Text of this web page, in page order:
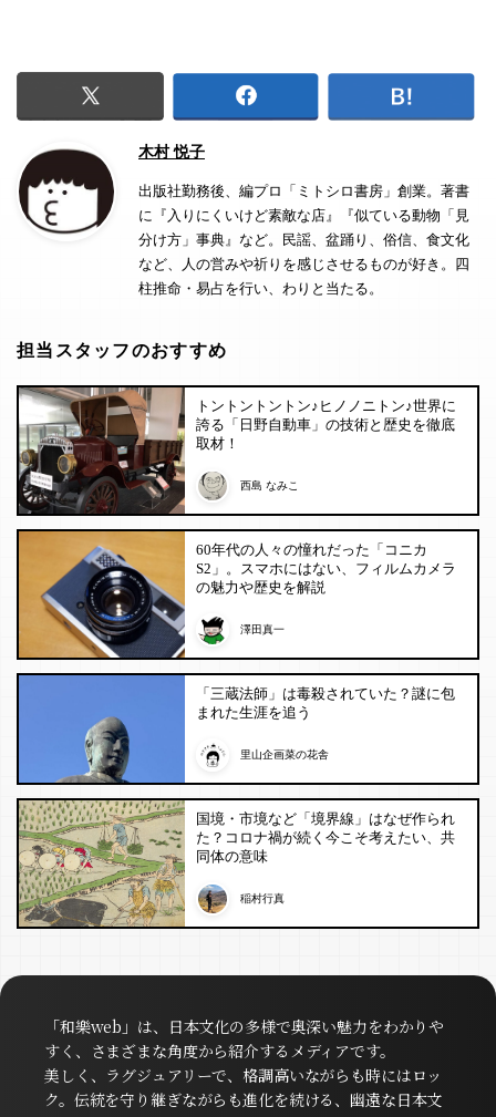
木村 悦子
出版社勤務後、編プロ「ミトシロ書房」創業。著書
に『入りにくいけど素敵な店』『似ている動物「見
分け方」事典』など。民謡、盆踊り、俗信、食文化
など、人の営みや祈りを感じさせるものが好き。四
柱推命・易占を行い、わりと当たる。
担当スタッフのおすすめ
トントントントン♪ヒノノニトン♪世界に
誇る「日野自動車」の技術と歴史を徹底
取材！
西島 なみこ
60年代の人々の憧れだった「コニカ
S2」。スマホにはない、フィルムカメラ
の魅力や歴史を解説
澤田真一
「三蔵法師」は毒殺されていた？謎に包
まれた生涯を追う
里山企画菜の花舎
国境・市境など「境界線」はなぜ作られ
た？コロナ禍が続く今こそ考えたい、共
同体の意味
稲村行真
「和樂web」は、日本文化の多様で奥深い魅力をわかりや
すく、さまざまな角度から紹介するメディアです。
美しく、ラグジュアリーで、格調高いながらも時にはロッ
ク。伝統を守り継ぎながらも進化を続ける、幽遠な日本文